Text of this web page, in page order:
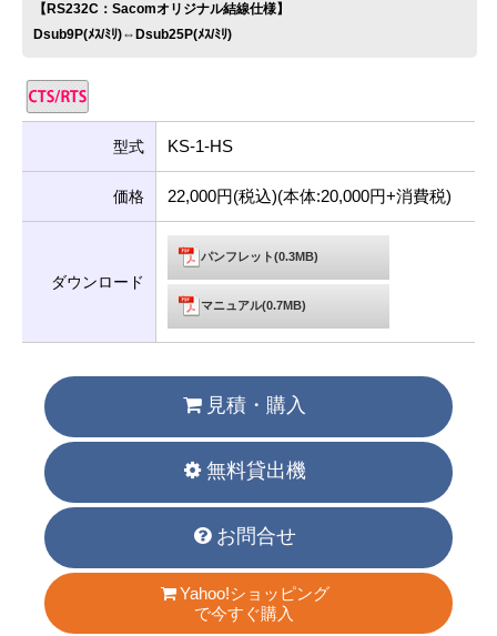
【RS232C：Sacomオリジナル結線仕様】
Dsub9P(ﾒｽ/ﾐﾘ)⇔Dsub25P(ﾒｽ/ﾐﾘ)
型式 KS-1-HS
価格 22,000円(税込)(本体:20,000円+消費税)
ダウンロード
パンフレット(0.3MB)
マニュアル(0.7MB)
見積・購入
無料貸出機
お問合せ
Yahoo!ショッピング
で今すぐ購入